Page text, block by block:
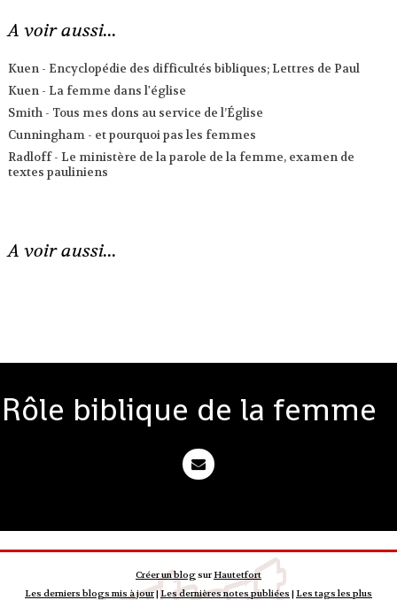
A voir aussi...
Kuen - Encyclopédie des difficultés bibliques; Lettres de Paul
Kuen - La femme dans l'église
Smith - Tous mes dons au service de l’Église
Cunningham - et pourquoi pas les femmes
Radloff - Le ministère de la parole de la femme, examen de
textes pauliniens
A voir aussi...
Rôle biblique de la femme
Créer un blogsur Hautetfort
Les derniers blogs mis à jour| Les dernières notes publiées | Les tags les plus